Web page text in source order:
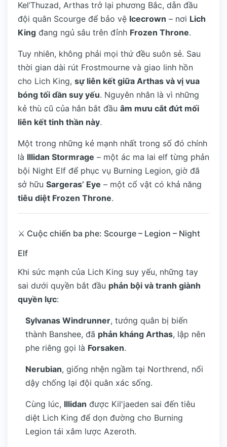
Kel’Thuzad, Arthas trở lại phương Bắc, dẫn đầu
đội quân Scourge để bảo vệ Icecrown – nơi Lich
King đang ngủ sâu trên đỉnh Frozen Throne.
Tuy nhiên, không phải mọi thứ đều suôn sẻ. Sau
thời gian dài rút Frostmourne và giao linh hồn
cho Lich King, sự liên kết giữa Arthas và vị vua
bóng tối dần suy yếu. Nguyên nhân là vì những
kẻ thù cũ của hắn bắt đầu âm mưu cắt đứt mối
liên kết tinh thần này.
Một trong những kẻ mạnh nhất trong số đó chính
là Illidan Stormrage – một ác ma lai elf từng phản
bội Night Elf để phục vụ Burning Legion, giờ đã
sở hữu Sargeras’ Eye – một cổ vật có khả năng
tiêu diệt Frozen Throne.
⚔️ Cuộc chiến ba phe: Scourge – Legion – Night
Elf
Khi sức mạnh của Lich King suy yếu, những tay
sai dưới quyền bắt đầu phản bội và tranh giành
quyền lực:
Sylvanas Windrunner, tướng quân bị biến
thành Banshee, đã phản kháng Arthas, lập nên
phe riêng gọi là Forsaken.
Nerubian, giống nhện ngầm tại Northrend, nổi
dậy chống lại đội quân xác sống.
Cùng lúc, Illidan được Kil'jaeden sai đến tiêu
diệt Lich King để dọn đường cho Burning
Legion tái xâm lược Azeroth.